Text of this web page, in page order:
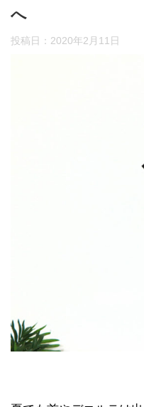
へ
投稿日： 2020年2月11日